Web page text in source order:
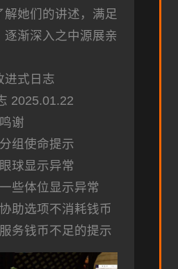
解她们的讲述，满足
逐渐深入之中源展亲
进式日志
2025.01.22
谢
组使命提示
球显示异常
些体位显示异常
助选项不消耗钱币
务钱币不足的提示